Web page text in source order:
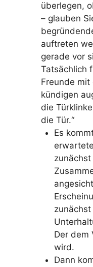
überlegen,
– glauben
auftreten
gerade vor
Tatsächlich
Freunde mit
kündigen
die
die Tür.“
Es
Der dem
wird.
Dann